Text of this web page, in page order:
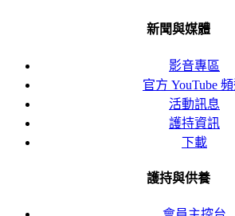
新聞與媒體
影音專區
官方 YouTube
活動訊息
護持資訊
下載
護持與供養